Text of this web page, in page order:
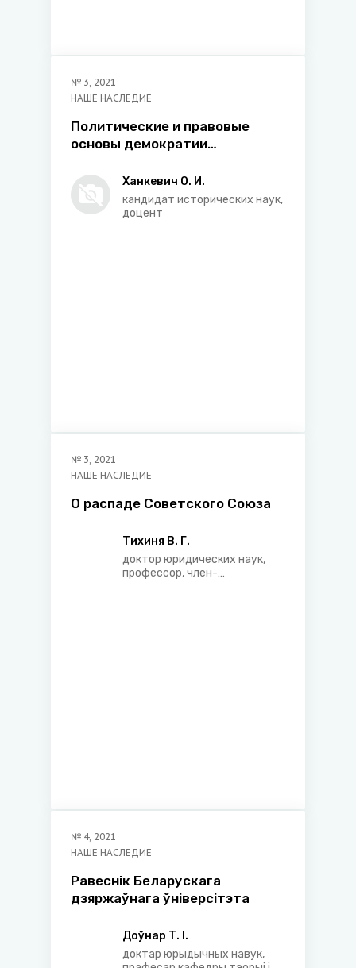
№ 3, 2021
НАШЕ НАСЛЕДИЕ
Политические и правовые
основы демократии
Ханкевич О. И.
кандидат исторических наук,
доцент
№ 3, 2021
НАШЕ НАСЛЕДИЕ
О распаде Советского Союза
Тихиня В. Г.
доктор юридических наук,
профессор, член­-
№ 4, 2021
НАШЕ НАСЛЕДИЕ
Равеснік Беларускага
дзяржаўнага ўніверсітэта
Доўнар Т. І.
доктар юрыдычных навук,